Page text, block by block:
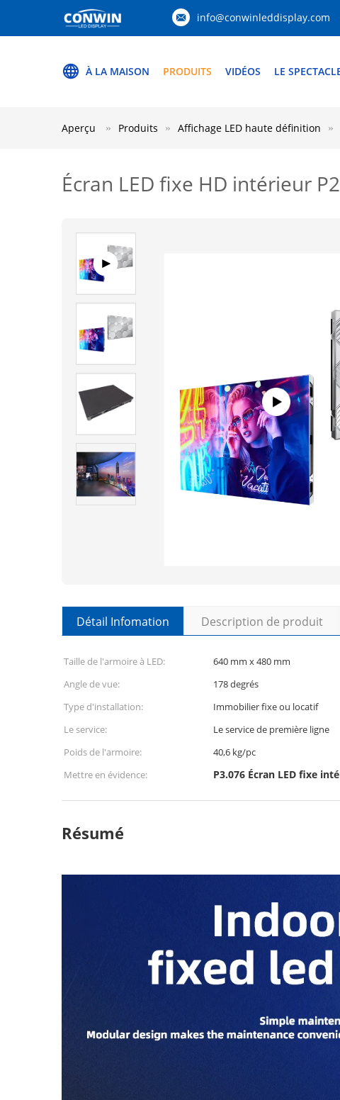
info@conwinleddisplay.com
À LA MAISON PRODUITS VIDÉOS LE
Aperçu Produits Affichage LED haute définition
Écran LED fixe HD intérieur
Détail Infomation Description de produit
Taille de l'armoire à LED: 640 mm x 480 mm
Angle de vue:
178 degrés
Type d'installation:
Immobilier fixe ou locatif
Le service:
Le service de première ligne
Poids de l'armoire:
40,6 kg/pc
Mettre en évidence:
P3.076 Écran LED fixe
Résumé